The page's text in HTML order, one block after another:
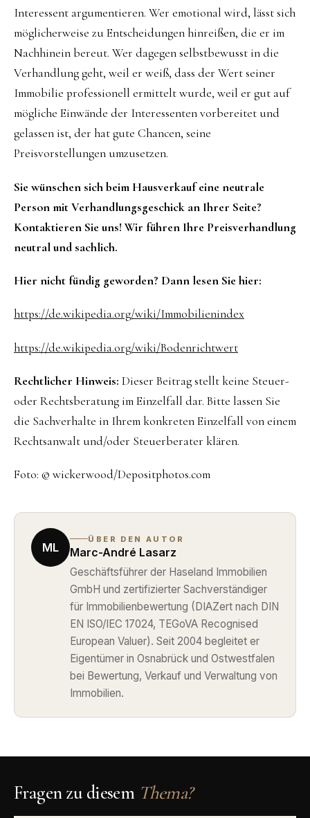
Interessent argumentieren. Wer emotional wird, lässt sich
möglicherweise zu Entscheidungen hinreißen, die er im
Nachhinein bereut. Wer dagegen selbstbewusst in die
Verhandlung geht, weil er weiß, dass der Wert seiner
Immobilie professionell ermittelt wurde, weil er gut auf
mögliche Einwände der Interessenten vorbereitet und
gelassen ist, der hat gute Chancen, seine
Preisvorstellungen umzusetzen.
Sie wünschen sich beim Hausverkauf eine neutrale
Person mit Verhandlungsgeschick an Ihrer Seite?
Kontaktieren Sie uns! Wir führen Ihre Preisverhandlung
neutral und sachlich.
Hier nicht fündig geworden? Dann lesen Sie hier:
https://de.wikipedia.org/wiki/Immobilienindex
https://de.wikipedia.org/wiki/Bodenrichtwert
Rechtlicher Hinweis: Dieser Beitrag stellt keine Steuer-
oder Rechtsberatung im Einzelfall dar. Bitte lassen Sie
die Sachverhalte in Ihrem konkreten Einzelfall von einem
Rechtsanwalt und/oder Steuerberater klären.
Foto: © wickerwood/Depositphotos.com
ML
ÜBER DEN AUTOR
Marc-André Lasarz
Geschäftsführer der Haseland Immobilien
GmbH und zertifizierter Sachverständiger
für Immobilienbewertung (DIAZert nach DIN
EN ISO/IEC 17024, TEGoVA Recognised
European Valuer). Seit 2004 begleitet er
Eigentümer in Osnabrück und Ostwestfalen
bei Bewertung, Verkauf und Verwaltung von
Immobilien.
Fragen zu diesem Thema?